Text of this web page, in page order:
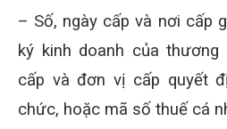
– Số, ngày cấp và nơi cấp
ký kinh doanh của thương
cấp và đơn vị cấp quyết
chức, hoặc mã số thuế cá